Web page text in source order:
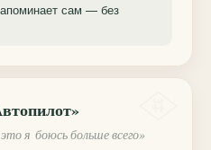
сам — без
я боюсь больше всего»